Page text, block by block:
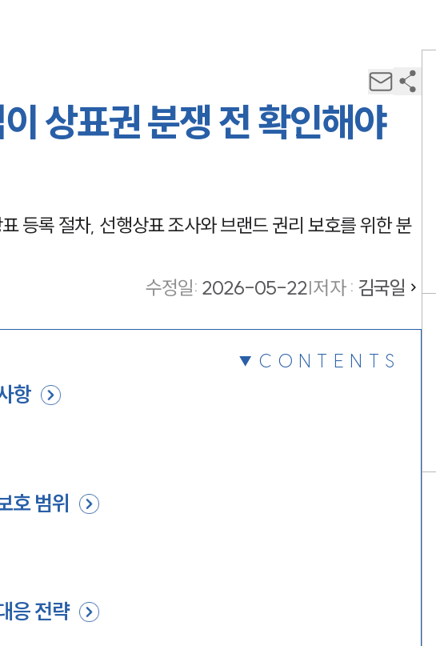
상표권 분쟁 전 확인해야
등록 절차, 선행상표 조사와 브랜드 권리 보호를 위한 분
수정일: 2026-05-22|저자 : 김국일
CONTENTS
항
호 범위
응 전략